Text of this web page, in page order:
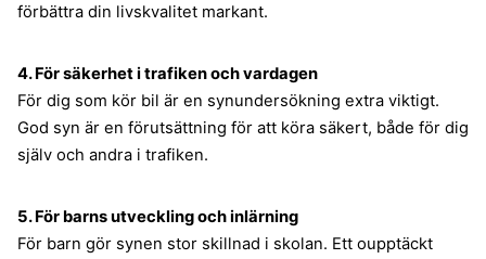
förbättra din livskvalitet markant.
4. För säkerhet i trafiken och vardagen
För dig som kör bil är en synundersökning extra viktigt.
God syn är en förutsättning för att köra säkert, både för dig
själv och andra i trafiken.
5. För barns utveckling och inlärning
För barn gör synen stor skillnad i skolan. Ett oupptäckt